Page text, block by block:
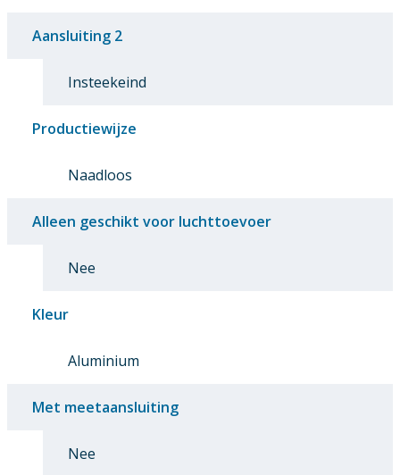
Aansluiting 2
Insteekeind
Productiewijze
Naadloos
Alleen geschikt voor luchttoevoer
Nee
Kleur
Aluminium
Met meetaansluiting
Nee